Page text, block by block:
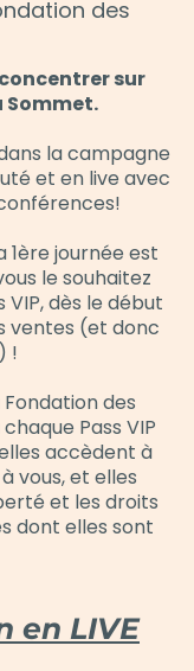
des
sur
la campagne
et en live avec
journée est
le souhaitez
dès le début
ventes (et donc
!
des
Pass VIP
accèdent à
vous, et elles
et les droits
dont elles sont
en LIVE